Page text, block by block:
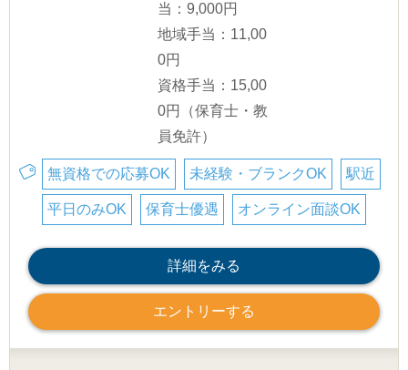
当：9,000円
地域手当：11,00
0円
資格手当：15,00
0円（保育士・教
員免許）
無資格での応募OK 未経験・ブランクOK 駅近
平日のみOK 保育士優遇 オンライン面談OK
詳細をみる
エントリーする